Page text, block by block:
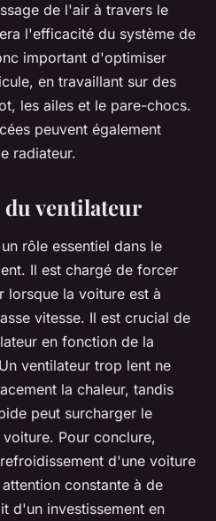
de l'air à travers le
l'efficacité du système de
important d'optimiser
en travaillant sur des
les ailes et le pare-chocs.
peuvent également
radiateur.
du ventilateur
rôle essentiel dans le
Il est chargé de forcer
lorsque la voiture est à
vitesse. Il est crucial de
en fonction de la
ventilateur trop lent ne
la chaleur, tandis
peut surcharger le
Pour conclure,
d'une voiture
constante à de
d'un investissement en